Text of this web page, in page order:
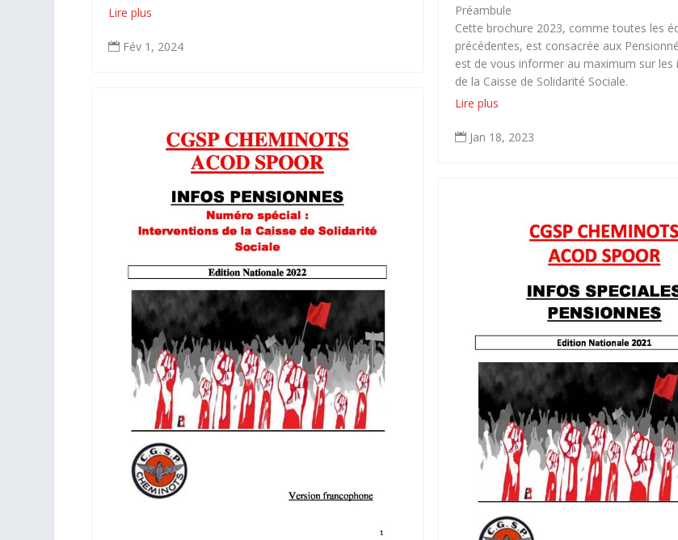
Lire plus
 Fév 1, 2024
Préambule
Cette brochure 2023, comme toutes les
précédentes, est consacrée aux
est de vous informer au maximum sur les
de la Caisse de Solidarité Sociale.
Lire plus
 Jan 18, 2023